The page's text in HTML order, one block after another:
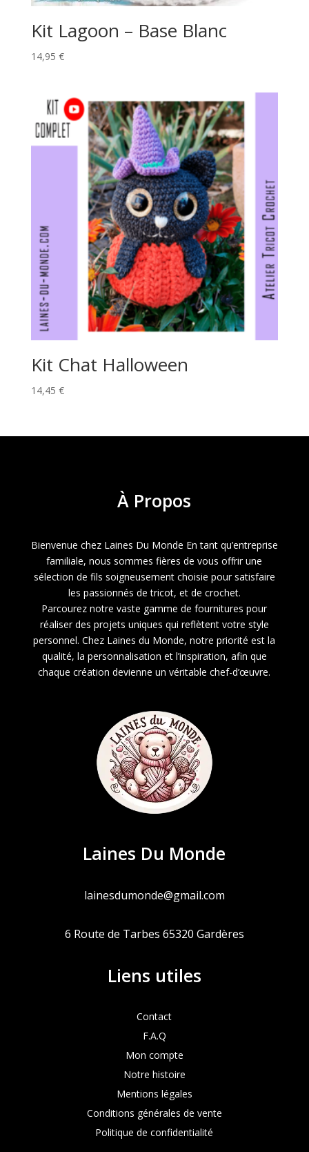
Kit Lagoon – Base Blanc
14,95 €
Kit Chat Halloween
14,45 €
À Propos
Bienvenue chez Laines Du Monde En tant qu’entreprise
familiale, nous sommes fières de vous offrir une
sélection de fils soigneusement choisie pour satisfaire
les passionnés de tricot, et de crochet.
Parcourez notre vaste gamme de fournitures pour
réaliser des projets uniques qui reflètent votre style
personnel. Chez Laines du Monde, notre priorité est la
qualité, la personnalisation et l’inspiration, afin que
chaque création devienne un véritable chef-d’œuvre.
Laines Du Monde
lainesdumonde@gmail.com
6 Route de Tarbes 65320 Gardères
Liens utiles
Contact
F.A.Q
Mon compte
Notre histoire
Mentions légales
Conditions générales de vente
Politique de confidentialité